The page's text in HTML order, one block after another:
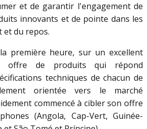
et de garantir l'engagement de
innovants et de pointe dans les
et du repos.
première heure, sur un excellent
offre de produits qui répond
techniques de chacun de
orientée vers le marché
commencé à cibler son offre
(Angola, Cap-Vert, Guinée-